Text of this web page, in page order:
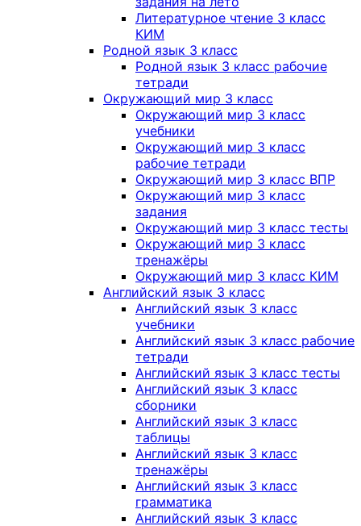
Литературное чтение 3 класс
КИМ
Родной язык 3 класс
Родной язык 3 класс рабочие
тетради
Окружающий мир 3 класс
Окружающий мир 3 класс
учебники
Окружающий мир 3 класс
рабочие тетради
Окружающий мир 3 класс ВПР
Окружающий мир 3 класс
задания
Окружающий мир 3 класс тесты
Окружающий мир 3 класс
тренажёры
Окружающий мир 3 класс КИМ
Английский язык 3 класс
Английский язык 3 класс
учебники
Английский язык 3 класс рабочие
тетради
Английский язык 3 класс тесты
Английский язык 3 класс
сборники
Английский язык 3 класс
таблицы
Английский язык 3 класс
тренажёры
Английский язык 3 класс
грамматика
Английский язык 3 класс